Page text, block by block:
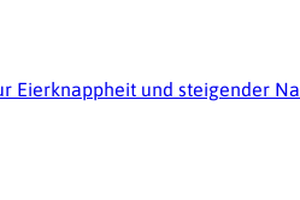
Eierknappheit und steigender